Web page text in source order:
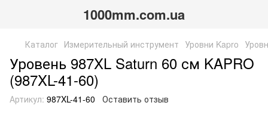
1000mm.com.ua
Каталог Измерительный инструмент Уровни Kapro
Уровень 987XL Saturn 60 см KAPRO
(987XL-41-60)
Артикул: 987XL-41-60 Оставить отзыв